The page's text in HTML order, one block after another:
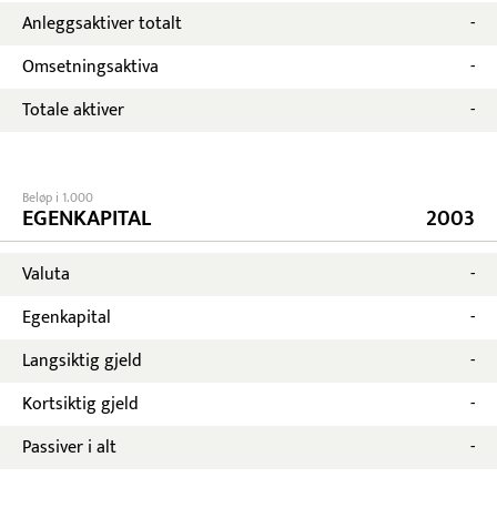
Anleggsaktiver totalt
-
Omsetningsaktiva
-
Totale aktiver
-
Beløp i 1.000
EGENKAPITAL 2003
Valuta
-
Egenkapital
-
Langsiktig gjeld
-
Kortsiktig gjeld
-
Passiver i alt
-